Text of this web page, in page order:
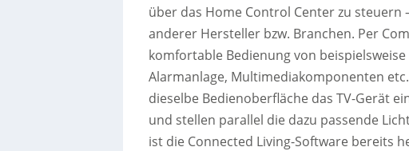
über das Home Control Center zu
anderer Hersteller bzw. Branchen. Per
komfortable Bedienung von
Alarmanlage, Multimediakomponenten
dieselbe Bedienoberfläche das TV-Gerät
und stellen parallel die dazu passende
ist die Connected Living-Software bereits